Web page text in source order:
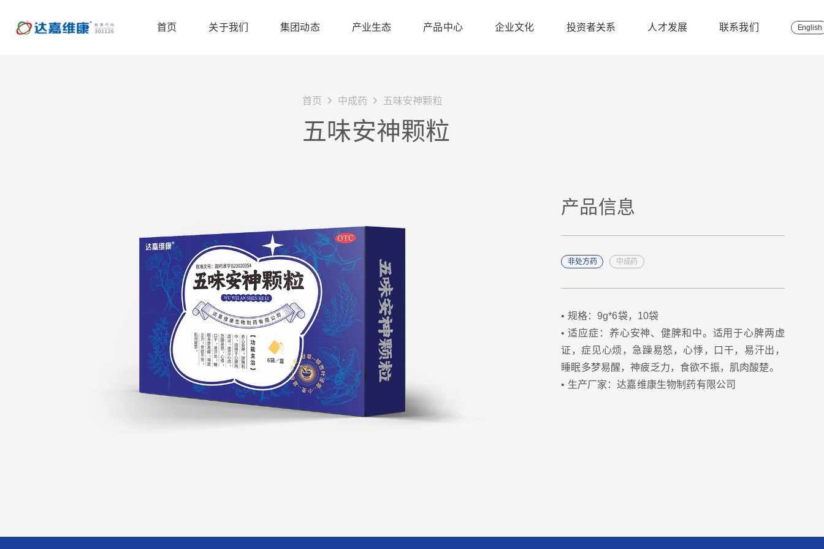
首页 关于我们 集团动态 产业生态 产品中心 企业文化 投资者关系 人才发展 联系我们 English
首页 中成药 五味安神颗粒
五味安神颗粒
产品信息
非处方药 中成药
• 规格：9g*6袋，10袋
• 适应症：养心安神、健脾和中。适用于心脾两虚
证，症见心烦，急躁易怒，心悸，口干，易汗出，
睡眠多梦易醒，神疲乏力，食欲不振，肌肉酸楚。
• 生产厂家：达嘉维康生物制药有限公司